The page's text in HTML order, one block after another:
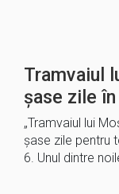
Tramvaiul
șase zile
„Tramvaiul lui
șase zile pentru
6. Unul dintre